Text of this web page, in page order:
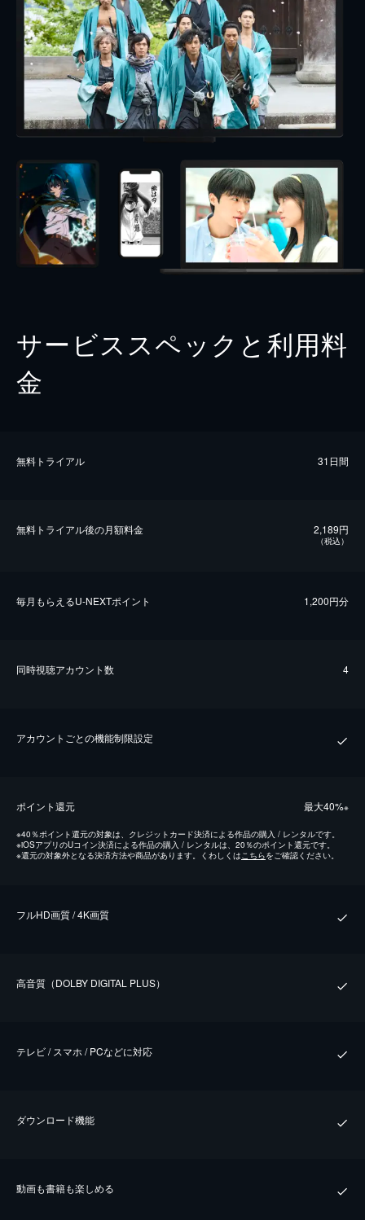
サービススペックと利用料
金
無料トライアル 31日間
無料トライアル後の⽉額料金 2,189円
（税込）
毎⽉もらえるU-NEXTポイント 1,200円分
同時視聴アカウント数 4
アカウントごとの機能制限設定
ポイント還元 最⼤40%※
※40％ポイント還元の対象は、クレジットカード決済による作品の購入 / レンタルです。
※iOSアプリのUコイン決済による作品の購入 / レンタルは、20％のポイント還元です。
※還元の対象外となる決済方法や商品があります。くわしくはこちらをご確認ください。
フルHD画質 / 4K画質
⾼⾳質（DOLBY DIGITAL PLUS）
テレビ / スマホ / PCなどに対応
ダウンロード機能
動画も書籍も楽しめる